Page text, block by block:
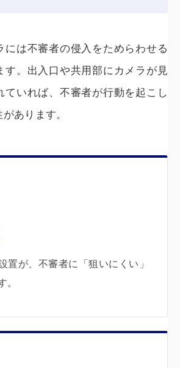
には不審者の侵入をためらわせる
す。出入口や共用部にカメラが見
ていれば、不審者が行動を起こし
あります。
置が、不審者に「狙いにくい」
。